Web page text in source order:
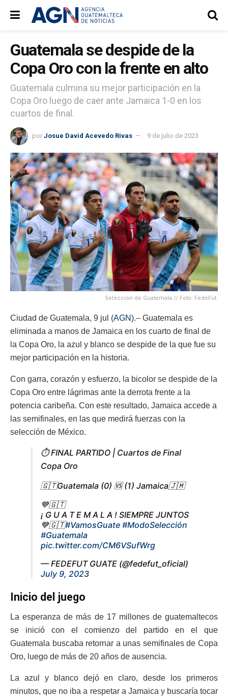
Guatemala se despide de la
Copa Oro con la frente en alto
Guatemala culmina su mejor participación en la
Copa Oro luego de caer ante Jamaica 1-0 en los
cuartos de final.
por Josue David Acevedo Rivas 9 de julio de 2023
Selección de Guatemala // Foto: FedeFut.
Ciudad de Guatemala, 9 jul (AGN).– Guatemala es
eliminada a manos de Jamaica en los cuarto de final de
la Copa Oro, la azul y blanco se despide de la que fue su
mejor participación en la historia.
Con garra, corazón y esfuerzo, la bicolor se despide de la
Copa Oro entre lágrimas ante la derrota frente a la
potencia caribeña. Con este resultado, Jamaica accede a
las semifinales, en las que medirá fuerzas con la
selección de México.
⏱️ FINAL PARTIDO | Cuartos de Final
Copa Oro
🇬🇹Guatemala (0) 🆚 (1) Jamaica🇯🇲
💙🇬🇹
¡ G U A T E M A L A ! SIEMPRE JUNTOS
💙🇬🇹#VamosGuate #ModoSelección
#Guatemala
pic.twitter.com/CM6VSufWrg
— FEDEFUT GUATE (@fedefut_oficial)
July 9, 2023
Inicio del juego
La esperanza de más de 17 millones de guatemaltecos
se inició con el comienzo del partido en el que
Guatemala buscaba retornar a unas semifinales de Copa
Oro, luego de más de 20 años de ausencia.
La azul y blanco dejó en claro, desde los primeros
minutos, que no iba a respetar a Jamaica y buscaría tocar